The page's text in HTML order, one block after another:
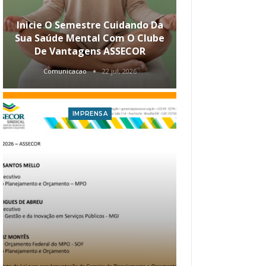
Inicie O Semestre Cuidando Da
Sua Saúde Mental Com O Clube
De Vantagens ASSECOR
Comunicacao 22 jul, 2026
IMPRENSA